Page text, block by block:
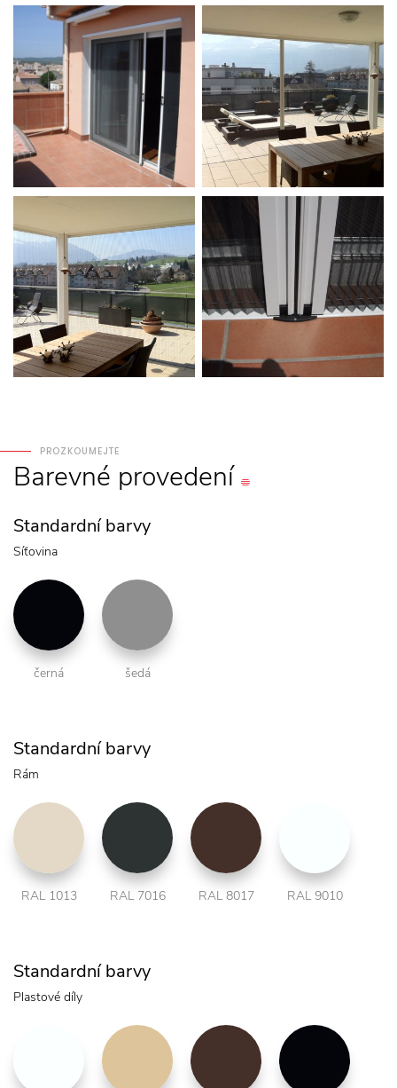
PROZKOUMEJTE
Barevné provedení
Standardní barvy
Síťovina
černá šedá
Standardní barvy
Rám
RAL 1013 RAL 7016 RAL 8017 RAL 9010
Standardní barvy
Plastové díly